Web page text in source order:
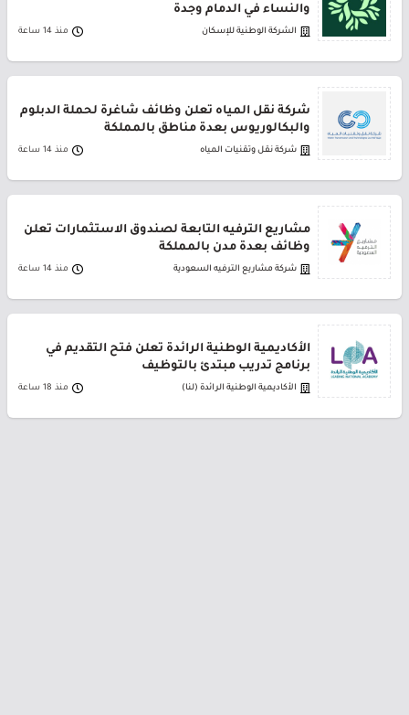
والنساء في الدمام وجدة
الشركة الوطنية للإسكان منذ 14 ساعة
شركة نقل المياه تعلن وظائف شاغرة لحملة الدبلوم
والبكالوريوس بعدة مناطق بالمملكة
شركة نقل وتقنيات المياه منذ 14 ساعة
مشاريع الترفيه التابعة لصندوق الاستثمارات تعلن
وظائف بعدة مدن بالمملكة
شركة مشاريع الترفيه السعودية منذ 14 ساعة
الأكاديمية الوطنية الرائدة تعلن فتح التقديم في
برنامج تدريب مبتدئ بالتوظيف
الأكاديمية الوطنية الرائدة (لنا) منذ 18 ساعة